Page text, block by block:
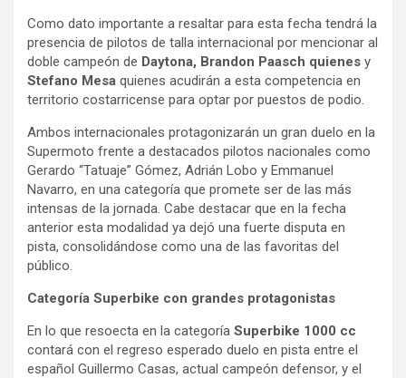
Como dato importante a resaltar para esta fecha tendrá la
presencia de pilotos de talla internacional por mencionar al
doble campeón de Daytona, Brandon Paasch quienes y
Stefano Mesa quienes acudirán a esta competencia en
territorio costarricense para optar por puestos de podio.
Ambos internacionales protagonizarán un gran duelo en la
Supermoto frente a destacados pilotos nacionales como
Gerardo “Tatuaje” Gómez, Adrián Lobo y Emmanuel
Navarro, en una categoría que promete ser de las más
intensas de la jornada. Cabe destacar que en la fecha
anterior esta modalidad ya dejó una fuerte disputa en
pista, consolidándose como una de las favoritas del
público.
Categoría Superbike con grandes protagonistas
En lo que resoecta en la categoría Superbike 1000 cc
contará con el regreso esperado duelo en pista entre el
español Guillermo Casas, actual campeón defensor, y el